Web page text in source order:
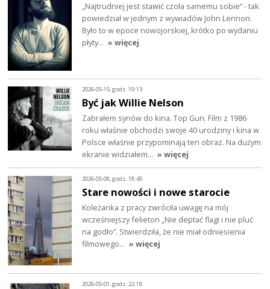
„Najtrudniej jest stawić czoła samemu sobie” - tak
powiedział w jednym z wywiadów John Lennon.
Było to w epoce nowojorskiej, krótko po wydaniu
płyty… » więcej
2026-05-15, godz. 19:13
Być jak Willie Nelson
Zabrałem synów do kina. Top Gun. Film z 1986
roku właśnie obchodzi swoje 40 urodziny i kina w
Polsce właśnie przypominają ten obraz. Na dużym
ekranie widziałem… » więcej
2026-05-08, godz. 18:45
Stare nowości i nowe starocie
Koleżanka z pracy zwróciła uwagę na mój
wcześniejszy felieton „Nie deptać flagi i nie pluć
na godło”. Stwierdziła, że nie miał odniesienia
filmowego… » więcej
2026-05-01, godz. 22:18